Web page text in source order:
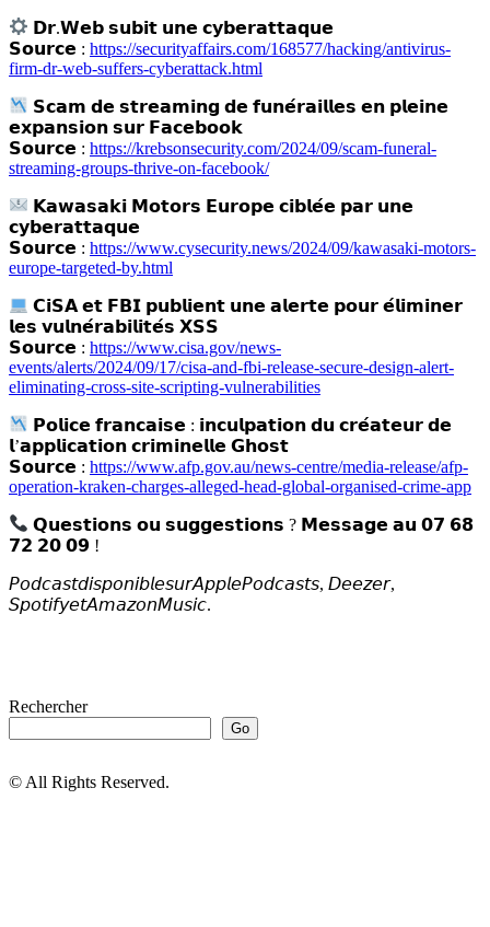
𝗗𝗿.𝗪𝗲𝗯 𝘀𝘂𝗯𝗶𝘁 𝘂𝗻𝗲 𝗰𝘆𝗯𝗲𝗿𝗮𝘁𝘁𝗮𝗾𝘂𝗲
𝗦𝗼𝘂𝗿𝗰𝗲 : https://securityaffairs.com/168577/hacking/antivirus-
firm-dr-web-suffers-cyberattack.html
𝗦𝗰𝗮𝗺 𝗱𝗲 𝘀𝘁𝗿𝗲𝗮𝗺𝗶𝗻𝗴 𝗱𝗲 𝗳𝘂𝗻𝗲́𝗿𝗮𝗶𝗹𝗹𝗲𝘀 𝗲𝗻 𝗽𝗹𝗲𝗶𝗻𝗲
𝗲𝘅𝗽𝗮𝗻𝘀𝗶𝗼𝗻 𝘀𝘂𝗿 𝗙𝗮𝗰𝗲𝗯𝗼𝗼𝗸
𝗦𝗼𝘂𝗿𝗰𝗲 : https://krebsonsecurity.com/2024/09/scam-funeral-
streaming-groups-thrive-on-facebook/
𝗞𝗮𝘄𝗮𝘀𝗮𝗸𝗶 𝗠𝗼𝘁𝗼𝗿𝘀 𝗘𝘂𝗿𝗼𝗽𝗲 𝗰𝗶𝗯𝗹𝗲́𝗲 𝗽𝗮𝗿 𝘂𝗻𝗲
𝗰𝘆𝗯𝗲𝗿𝗮𝘁𝘁𝗮𝗾𝘂𝗲
𝗦𝗼𝘂𝗿𝗰𝗲 : https://www.cysecurity.news/2024/09/kawasaki-motors-
europe-targeted-by.html
𝗖𝗶𝗦𝗔 𝗲𝘁 𝗙𝗕𝗜 𝗽𝘂𝗯𝗹𝗶𝗲𝗻𝘁 𝘂𝗻𝗲 𝗮𝗹𝗲𝗿𝘁𝗲 𝗽𝗼𝘂𝗿 𝗲́𝗹𝗶𝗺𝗶𝗻𝗲𝗿
𝗹𝗲𝘀 𝘃𝘂𝗹𝗻𝗲́𝗿𝗮𝗯𝗶𝗹𝗶𝘁𝗲́𝘀 𝗫𝗦𝗦
𝗦𝗼𝘂𝗿𝗰𝗲 : https://www.cisa.gov/news-
events/alerts/2024/09/17/cisa-and-fbi-release-secure-design-alert-
eliminating-cross-site-scripting-vulnerabilities
𝗣𝗼𝗹𝗶𝗰𝗲 𝗳𝗿𝗮𝗻𝗰𝗮𝗶𝘀𝗲 : 𝗶𝗻𝗰𝘂𝗹𝗽𝗮𝘁𝗶𝗼𝗻 𝗱𝘂 𝗰𝗿𝗲́𝗮𝘁𝗲𝘂𝗿 𝗱𝗲
𝗹’𝗮𝗽𝗽𝗹𝗶𝗰𝗮𝘁𝗶𝗼𝗻 𝗰𝗿𝗶𝗺𝗶𝗻𝗲𝗹𝗹𝗲 𝗚𝗵𝗼𝘀𝘁
𝗦𝗼𝘂𝗿𝗰𝗲 : https://www.afp.gov.au/news-centre/media-release/afp-
operation-kraken-charges-alleged-head-global-organised-crime-app
𝗤𝘂𝗲𝘀𝘁𝗶𝗼𝗻𝘀 𝗼𝘂 𝘀𝘂𝗴𝗴𝗲𝘀𝘁𝗶𝗼𝗻𝘀 ? 𝗠𝗲𝘀𝘀𝗮𝗴𝗲 𝗮𝘂 𝟬𝟳 𝟲𝟴
𝟳𝟮 𝟮𝟬 𝟬𝟵 !
𝘗𝘰𝘥𝘤𝘢𝘴𝘵𝘥𝘪𝘴𝘱𝘰𝘯𝘪𝘣𝘭𝘦𝘴𝘶𝘳𝘈𝘱𝘱𝘭𝘦𝘗𝘰𝘥𝘤𝘢𝘴𝘵𝘴, 𝘋𝘦𝘦𝘻𝘦𝘳,
𝘚𝘱𝘰𝘵𝘪𝘧𝘺𝘦𝘵𝘈𝘮𝘢𝘻𝘰𝘯𝘔𝘶𝘴𝘪𝘤.
Rechercher
Go
© All Rights Reserved.